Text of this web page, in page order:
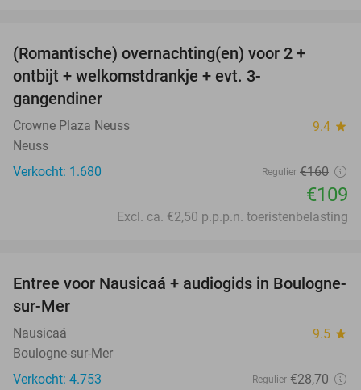
(Romantische) overnachting(en) voor 2 +
ontbijt + welkomstdrankje + evt. 3-
gangendiner
Crowne Plaza Neuss 9.4 star
Neuss
Verkocht: 1.680
Regulier €160
€109
Excl. ca. €2,50 p.p.p.n. toeristenbelasting
27%
Entree voor Nausicaá + audiogids in Boulogne-
sur-Mer
Nausicaá 9.5 star
Boulogne-sur-Mer
Verkocht: 4.753
Regulier €28,70